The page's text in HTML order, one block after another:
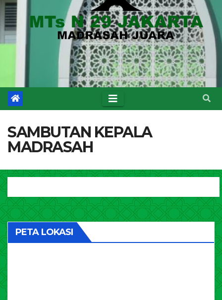
SAMBUTAN KEPALA
MADRASAH
PETA LOKASI